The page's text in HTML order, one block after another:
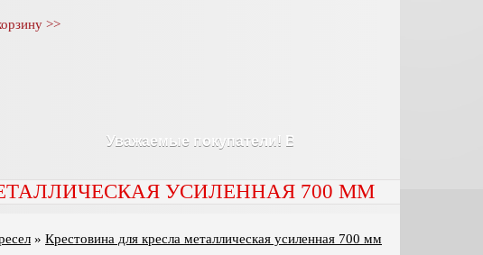
>>
Уважаемые покупатели! В наших магазаинах АКЦИЯ
УСИЛЕННАЯ 700 ММ
» Крестовина для кресла металлическая усиленная 700 мм